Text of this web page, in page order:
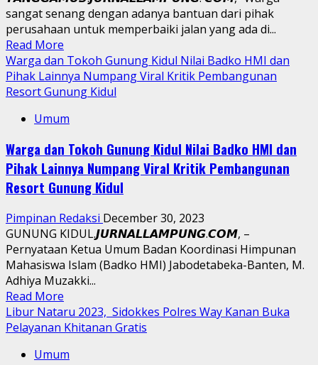
sangat senang dengan adanya bantuan dari pihak
perusahaan untuk memperbaiki jalan yang ada di...
Read More
more
about
CV
Berkah
Bantu
Perbaikan
jalan
Simpang
Mulia
Pekon
Ngarib
Kecamatan
Ulubelu
Warga dan Tokoh Gunung Kidul Nilai Badko HMI dan
Pihak Lainnya Numpang Viral Kritik Pembangunan
Resort Gunung Kidul
Umum
Warga dan Tokoh Gunung Kidul Nilai Badko HMI dan
Pihak Lainnya Numpang Viral Kritik Pembangunan
Resort Gunung Kidul
Pimpinan Redaksi December 30, 2023
GUNUNG KIDUL.𝙅𝙐𝙍𝙉𝘼𝙇𝙇𝘼𝙈𝙋𝙐𝙉𝙂.𝘾𝙊𝙈, –
Pernyataan Ketua Umum Badan Koordinasi Himpunan
Mahasiswa Islam (Badko HMI) Jabodetabeka-Banten, M.
Adhiya Muzakki...
Read More
more
about
dan
Libur Nataru 2023, Sidokkes Polres Way Kanan Buka
Pelayanan Khitanan Gratis
Umum